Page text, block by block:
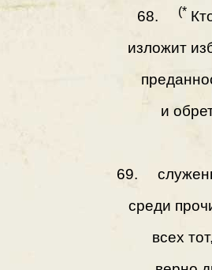
68. (*
изложит
и
69.
среди
всех